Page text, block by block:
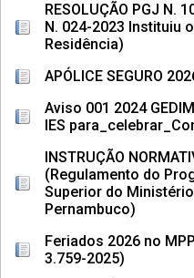
RESOLUÇÃO PGJ N.
N. 024-2023 Instituiu
Residência)
APÓLICE SEGURO
Aviso 001 2024
IES
INSTRUÇÃO
(Regulamento do
Superior do
Pernambuco)
Feriados 2026 no
3.759-2025)